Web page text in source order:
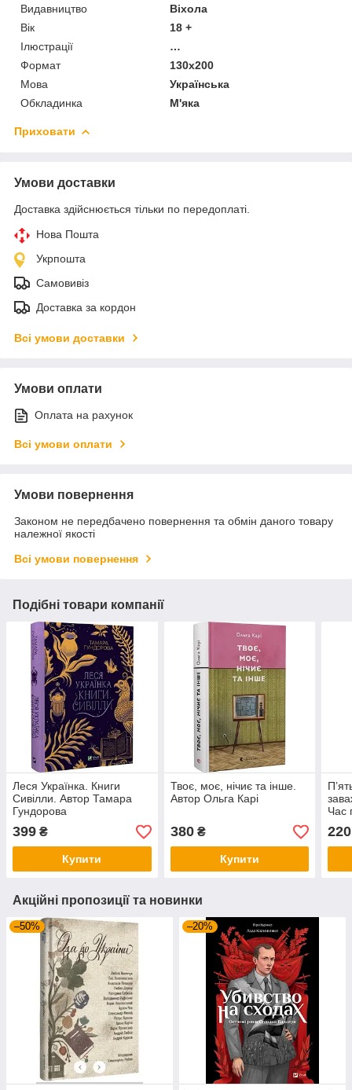
Видавництво
Віхола
Вік
18 +
Ілюстрації
…
Формат
130x200
Мова
Українська
Обкладинка
М'яка
Приховати
Умови доставки
Доставка здійснюється тільки по передоплаті.
Нова Пошта
Укрпошта
Самовивіз
Доставка за кордон
Всі умови доставки
Умови оплати
Оплата на рахунок
Всі умови оплати
Умови повернення
Законом не передбачено повернення та обмін даного товару
належної якості
Всі умови повернення
Подібні товари компанії
Леся Українка. Книги
Сивілли. Автор Тамара
Гундорова
399 ₴
Купити
Твоє, моє, нічиє та інше.
Автор Ольга Карі
380₴
Купити
Час
220
Акційні пропозиції та новинки
–50% –20%